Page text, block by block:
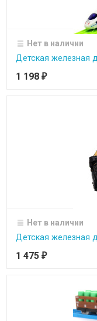
Нет в наличии
Детская железная
1 198 ₽
Нет в наличии
Детская железная
1 475 ₽